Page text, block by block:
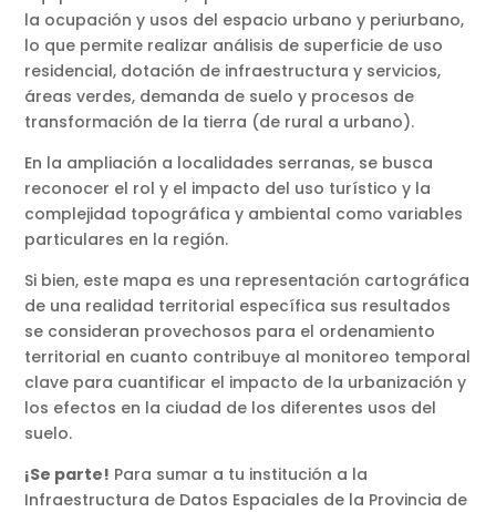
la ocupación y usos del espacio urbano y periurbano,
lo que permite realizar análisis de superficie de uso
residencial, dotación de infraestructura y servicios,
áreas verdes, demanda de suelo y procesos de
transformación de la tierra (de rural a urbano).
En la ampliación a localidades serranas, se busca
reconocer el rol y el impacto del uso turístico y la
complejidad topográfica y ambiental como variables
particulares en la región.
Si bien, este mapa es una representación cartográfica
de una realidad territorial específica sus resultados
se consideran provechosos para el ordenamiento
territorial en cuanto contribuye al monitoreo temporal
clave para cuantificar el impacto de la urbanización y
los efectos en la ciudad de los diferentes usos del
suelo.
¡Se parte! Para sumar a tu institución a la
Infraestructura de Datos Espaciales de la Provincia de